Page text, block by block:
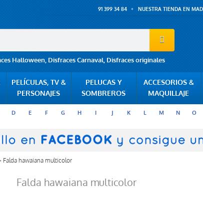
91 399 34 84 NUESTRA TIENDA EN
Halloween, Disfraces Carnaval, Disfraces originales
PELÍCULAS, TV &
PERSONAJES
PELUCAS Y
SOMBREROS
ACCESORIOS &
MAQUILLAJE
D E F G H I J K L M N O
Falda hawaiana multicolor
Falda hawaiana multicolor